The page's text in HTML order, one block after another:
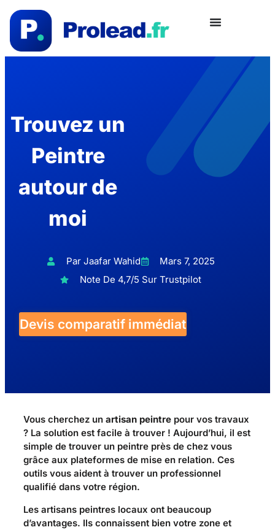
Trouvez un
Peintre
autour de
moi
Par Jaafar Wahid
Mars 7, 2025
Note De 4,7/5 Sur Trustpilot
Devis comparatif immédiat
Vous cherchez un artisan peintre pour vos travaux
? La solution est facile à trouver ! Aujourd’hui, il est
simple de trouver un peintre près de chez vous
grâce aux plateformes de mise en relation. Ces
outils vous aident à trouver un professionnel
qualifié dans votre région.
Les artisans peintres locaux ont beaucoup
d’avantages. Ils connaissent bien votre zone et